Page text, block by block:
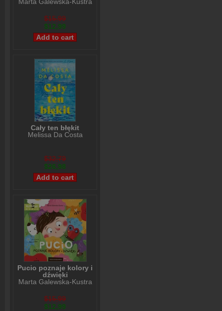
$15,99
$12,99
Cały ten błękit
Melissa Da Costa
$32,79
$26,98
Pucio poznaje kolory i
dźwięki
Marta Galewska-Kustra
$15,99
$12,99